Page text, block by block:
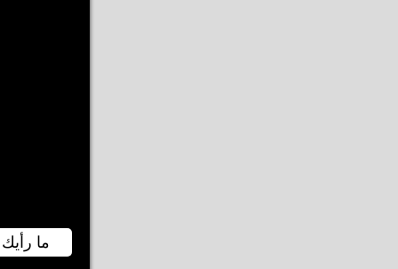
ما رأيك